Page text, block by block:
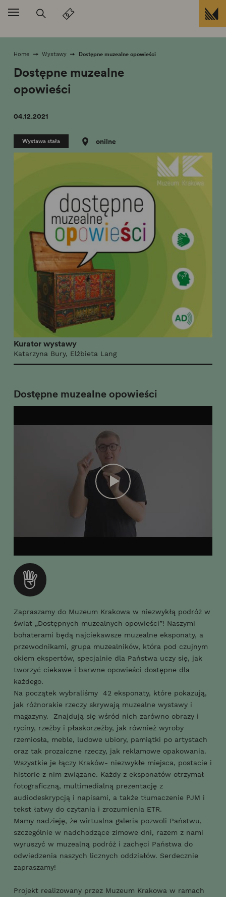
Przejdź do treści
Home Wystawy Dostępne muzealne opowieści
Dostępne muzealne
opowieści
04.12.2021
Wystawa stała onilne
Kurator wystawy
Katarzyna Bury, Elżbieta Lang
Dostępne muzealne opowieści
Zapraszamy do Muzeum Krakowa w niezwykłą podróż w
świat „Dostępnych muzealnych opowieści”! Naszymi
bohaterami będą najciekawsze muzealne eksponaty, a
przewodnikami, grupa muzealników, która pod czujnym
okiem ekspertów, specjalnie dla Państwa uczy się, jak
tworzyć ciekawe i barwne opowieści dostępne dla
każdego.
Na początek wybraliśmy 42 eksponaty, które pokazują,
jak różnorakie rzeczy skrywają muzealne wystawy i
magazyny. Znajdują się wśród nich zarówno obrazy i
ryciny, rzeźby i płaskorzeźby, jak również wyroby
rzemiosła, meble, ludowe ubiory, pamiątki po artystach
oraz tak prozaiczne rzeczy, jak reklamowe opakowania.
Wszystkie je łączy Kraków- niezwykłe miejsca, postacie i
historie z nim związane. Każdy z eksponatów otrzymał
fotograficzną, multimedialną prezentację z
audiodeskrypcją i napisami, a także tłumaczenie PJM i
tekst łatwy do czytania i zrozumienia ETR.
Mamy nadzieję, że wirtualna galeria pozwoli Państwu,
szczególnie w nadchodzące zimowe dni, razem z nami
wyruszyć w muzealną podróż i zachęci Państwa do
odwiedzenia naszych licznych oddziałów. Serdecznie
zapraszamy!
Projekt realizowany przez Muzeum Krakowa w ramach